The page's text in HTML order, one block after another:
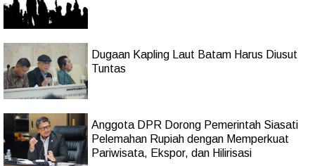
Dugaan Kapling Laut Batam Harus Diusut
Tuntas
Anggota DPR Dorong Pemerintah Siasati
Pelemahan Rupiah dengan Memperkuat
Pariwisata, Ekspor, dan Hilirisasi